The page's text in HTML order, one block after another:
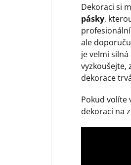
Dekoraci si
pásky,
ale
je velmi
vyzkoušejte,
dekorace
Pokud volíte
dekoraci na